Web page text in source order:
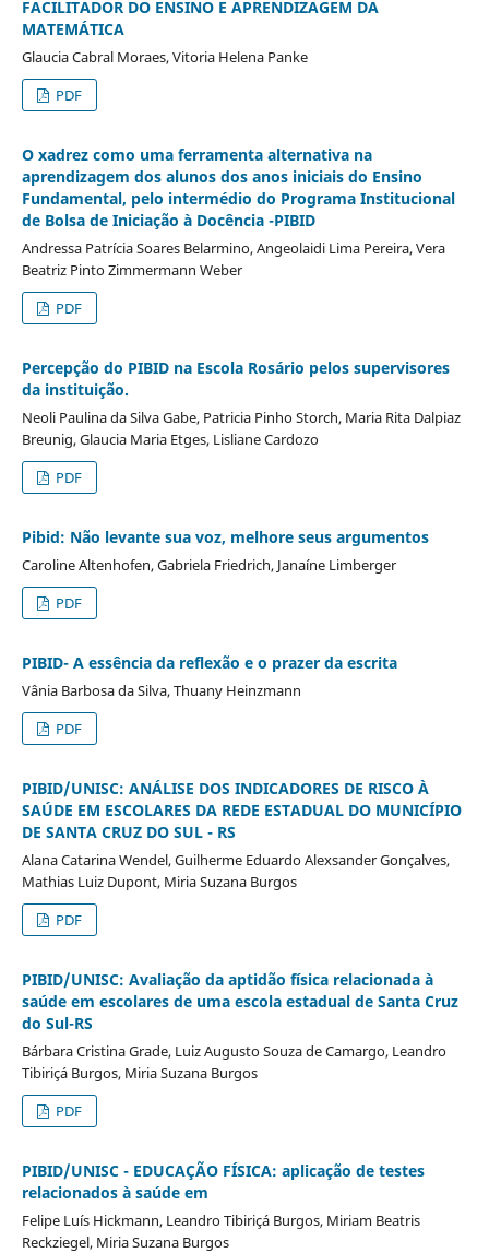
FACILITADOR DO ENSINO E APRENDIZAGEM DA
MATEMÁTICA
Glaucia Cabral Moraes, Vitoria Helena Panke
PDF
O xadrez como uma ferramenta alternativa na
aprendizagem dos alunos dos anos iniciais do Ensino
Fundamental, pelo intermédio do Programa Institucional
de Bolsa de Iniciação à Docência -PIBID
Andressa Patrícia Soares Belarmino, Angeolaidi Lima Pereira, Vera
Beatriz Pinto Zimmermann Weber
PDF
Percepção do PIBID na Escola Rosário pelos supervisores
da instituição.
Neoli Paulina da Silva Gabe, Patricia Pinho Storch, Maria Rita Dalpiaz
Breunig, Glaucia Maria Etges, Lisliane Cardozo
PDF
Pibid: Não levante sua voz, melhore seus argumentos
Caroline Altenhofen, Gabriela Friedrich, Janaíne Limberger
PDF
PIBID- A essência da reflexão e o prazer da escrita
Vânia Barbosa da Silva, Thuany Heinzmann
PDF
PIBID/UNISC: ANÁLISE DOS INDICADORES DE RISCO À
SAÚDE EM ESCOLARES DA REDE ESTADUAL DO MUNICÍPIO
DE SANTA CRUZ DO SUL - RS
Alana Catarina Wendel, Guilherme Eduardo Alexsander Gonçalves,
Mathias Luiz Dupont, Miria Suzana Burgos
PDF
PIBID/UNISC: Avaliação da aptidão física relacionada à
saúde em escolares de uma escola estadual de Santa Cruz
do Sul-RS
Bárbara Cristina Grade, Luiz Augusto Souza de Camargo, Leandro
Tibiriçá Burgos, Miria Suzana Burgos
PDF
PIBID/UNISC - EDUCAÇÃO FÍSICA: aplicação de testes
relacionados à saúde em
Felipe Luís Hickmann, Leandro Tibiriçá Burgos, Miriam Beatris
Reckziegel, Miria Suzana Burgos